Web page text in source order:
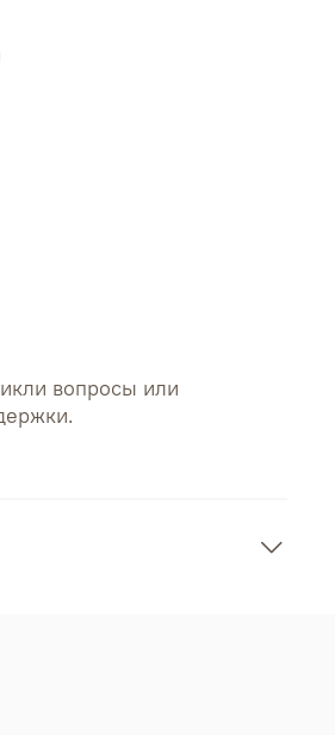
вопросы или